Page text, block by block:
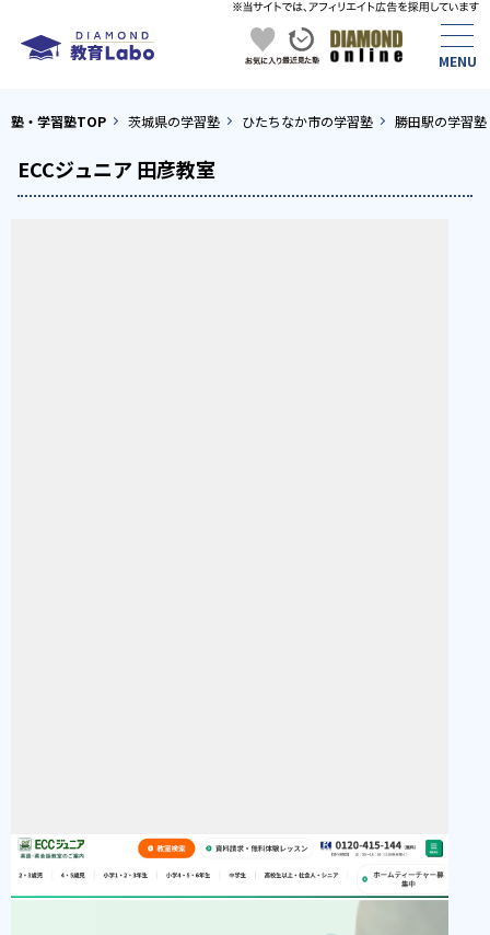
塾・学習塾TOP 茨城県の学習塾 ひたちなか市の学習塾 勝田駅の学習塾
ECCジュニア 田彦教室